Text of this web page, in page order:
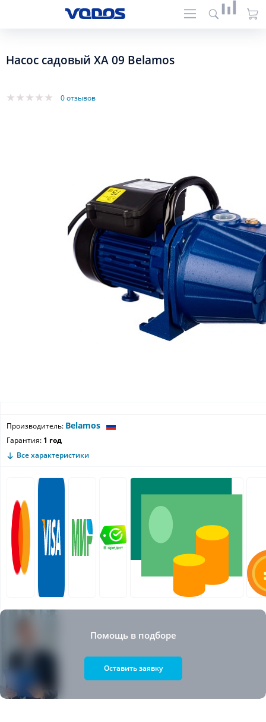
Насос садовый XA 09 Belamos
0 отзывов
Производитель: Belamos
Гарантия: 1 год
Все характеристики
Помощь в подборе
Оставить заявку